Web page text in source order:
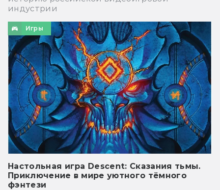
индустрии
Игры
Настольная игра Descent: Сказания тьмы.
Приключение в мире уютного тёмного
фэнтези